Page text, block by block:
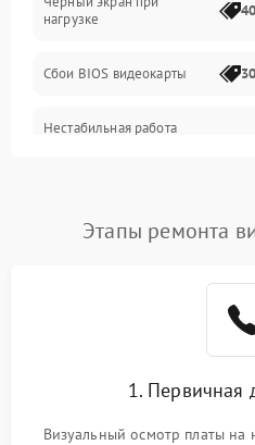
Электропитание
ПО
Электронные компоненты
Общие поломки
нагрузке
Сбои BIOS видеокарты
Нестабильная работа
Этапы ремонта
1. Первичная
Визуальный осмотр платы на